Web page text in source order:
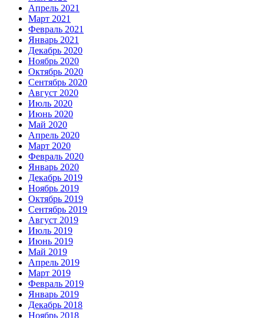
Апрель 2021
Март 2021
Февраль 2021
Январь 2021
Декабрь 2020
Ноябрь 2020
Октябрь 2020
Сентябрь 2020
Август 2020
Июль 2020
Июнь 2020
Май 2020
Апрель 2020
Март 2020
Февраль 2020
Январь 2020
Декабрь 2019
Ноябрь 2019
Октябрь 2019
Сентябрь 2019
Август 2019
Июль 2019
Июнь 2019
Май 2019
Апрель 2019
Март 2019
Февраль 2019
Январь 2019
Декабрь 2018
Ноябрь 2018